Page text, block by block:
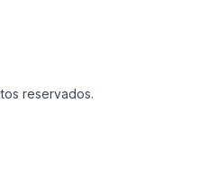
reservados.